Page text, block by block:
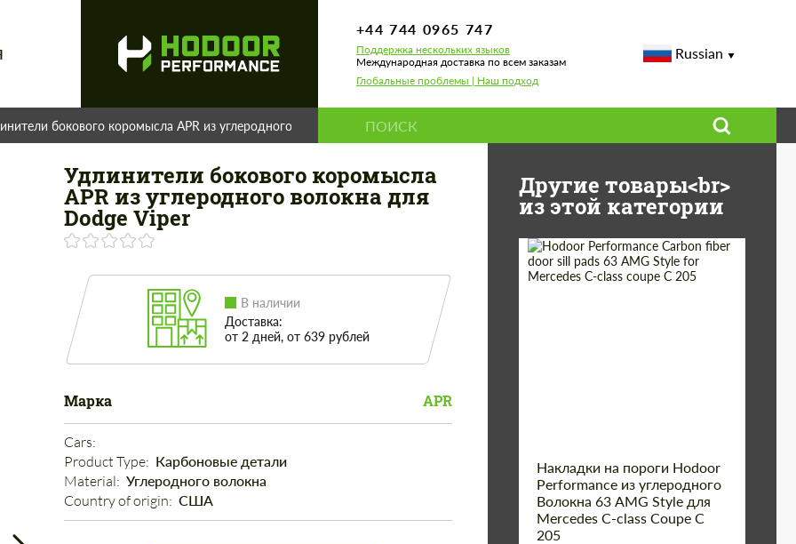
+44 744 0965 747
Поддержка нескольких языков
Международная доставка по всем заказам
Глобальные проблемы | Наш подход
Russian
бокового коромысла APR из углеродного волокна для Dodge Viper
Удлинители бокового коромысла
APR из углеродного волокна для
Dodge Viper
В наличии
Доставка:
от 2 дней, от 639 рублей
Марка APR
Cars:
Product Type: Карбоновые детали
Material: Углеродного волокна
Country of origin: США
Другие товары<br>
из этой категории
Накладки на пороги Hodoor
Performance из углеродного
Волокна 63 AMG Style для
Mercedes C-class Coupe C
205